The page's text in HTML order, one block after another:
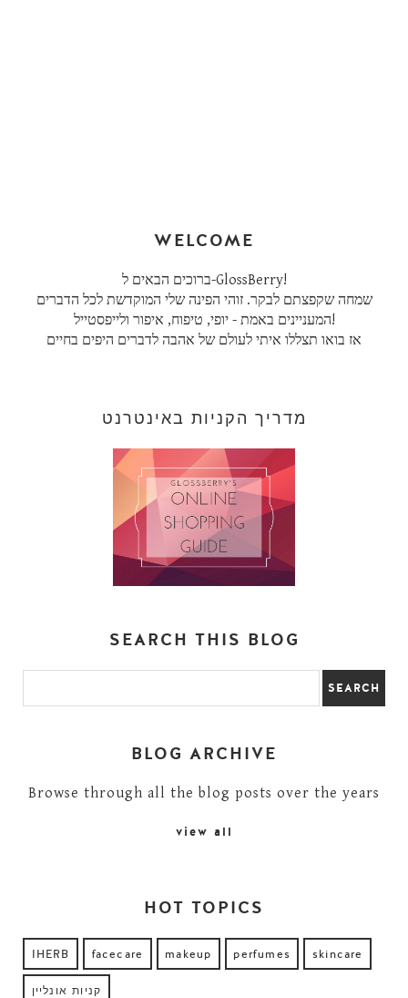
WELCOME
ברוכים הבאים ל-GlossBerry!
שמחה שקפצתם לבקר. זוהי הפינה שלי המוקדשת לכל הדברים
המעניינים באמת - יופי, טיפוח, איפור ולייפסטייל!
אז בואו תצללו איתי לעולם של אהבה לדברים היפים בחיים
מדריך הקניות באינטרנט
SEARCH THIS BLOG
BLOG ARCHIVE
Browse through all the blog posts over the years
view all
HOT TOPICS
IHERB facecare makeup perfumes skincare
קניות אונליין